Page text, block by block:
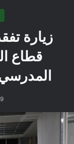
زيارة
قطاع
المدرسي
19